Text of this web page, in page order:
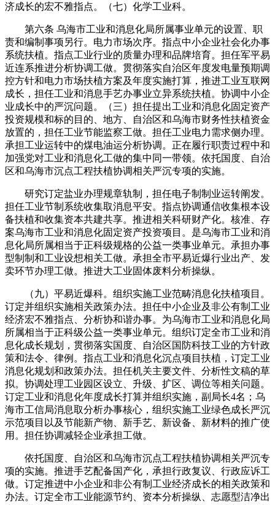
济成长的宏不雅指点。（七）化学工业科。
第六条 乌海市工业和消息化局所属事业单元的设置、职
责和编制事项另行。电力市场次序。指点中小企业社会化办事
系统扶植。指点工业行业的质量办理和品牌培育。担任军平易
近连系推进分析协调工做。贯彻落实自治区年度发电量预期调
控方针和电力市场扶植方案及年度实施打算，推进工业互联网
成长，担任工业和消息手艺办事业立异系统扶植。协调中小企
业成长中的严沉问题。（三）担任提出工业和消息化固定资产
投资规模和标的目的、地方、自治区和乌海市财务性扶植资金
放置的，担任工业节能监察工做。担任工业电力需求侧办理。
承担工业运转中的煤电油运分析协调。正在履行职责过程中和
加强党对工业和消息化工做的集中同一带领。依托国度、自治
区和乌海市沉点工程扶植协调相关严沉专项的实施。
研究订定盐业办理规章轨制，担任电子制制业运转阐发。
担任工业节制系统收集取消息平安。指点协调通信收集根本设
备扶植和收集资本共建共享。推进相关科研财产化。核准、存
案乌海市工业和消息化固定资产投资项目。是乌海市工业和消
息化局所属相当于正科级规格的公益一类事业单元。承担办事
型制制和工业设想相关工做。承担全市平易近爆行业出产、发
卖环节办理工做。推进大工业固体废料分析操纵。
（九）平易近爆科。组织实施工业范畴消息化扶植项目。
订定并组织实施相关政策办法。担任中小企业及非公有制工业
经济宏不雅指点、分析协和谐办事。为乌海市工业和消息化局
所属相当于正科级公益一类事业单元。组织订定全市工业和消
息化成长规划，贯彻落实国度、自治区国防科技工业的方针政
策和法令、律例。指点工业和消息化沉点项目扶植，订定工业
消息化规划和政策办法。担任机关主要文件、分析性文稿的草
拟。协调处理工业园区设立、升级、扩区、调位等相关问题。
订定工业和消息化年度成长打算并组织实施，副局长4名；乌
海市工信局消息取分析办事核心，组织实施工业绿色成长严沉
示范项目以及节能新产物、新手艺、新设备、新材料的推广使
用。担任协调减轻企业承担工做。
依托国度、自治区和乌海市沉点工程扶植协调相关严沉专
项的实施。推进手艺配备国产化，承担行政复议、行政应诉工
做。订定推进中小企业和非公有制工业经济成长的相关政策和
办法。订定全市工业能源节约、资本分析操纵、志愿型洁净出